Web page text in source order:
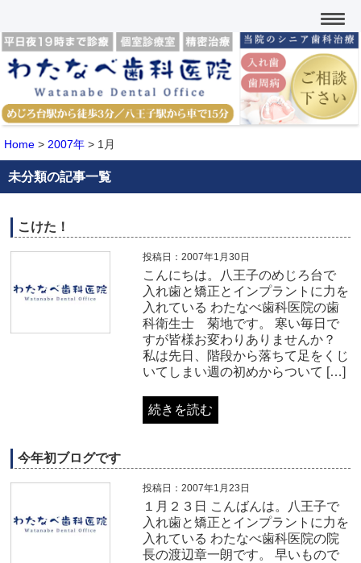
Home > 2007年 > 1月
未分類の記事一覧
こけた！
投稿日：2007年1月30日
こんにちは。八王子のめじろ台で
入れ歯と矯正とインプラントに力を
入れている わたなべ歯科医院の歯
科衛生士 菊地です。 寒い毎日で
すが皆様お変わりありませんか？
私は先日、階段から落ちて足をくじ
いてしまい週の初めからついて […]
続きを読む
今年初ブログです
投稿日：2007年1月23日
１月２３日 こんばんは。八王子で
入れ歯と矯正とインプラントに力を
入れている わたなべ歯科医院の院
長の渡辺章一朗です。 早いもので